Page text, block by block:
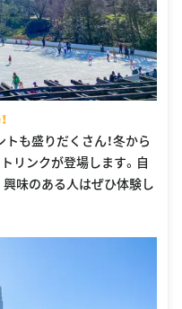
も盛りだくさん！冬から
リンクが登場します。自
味のある人はぜひ体験し